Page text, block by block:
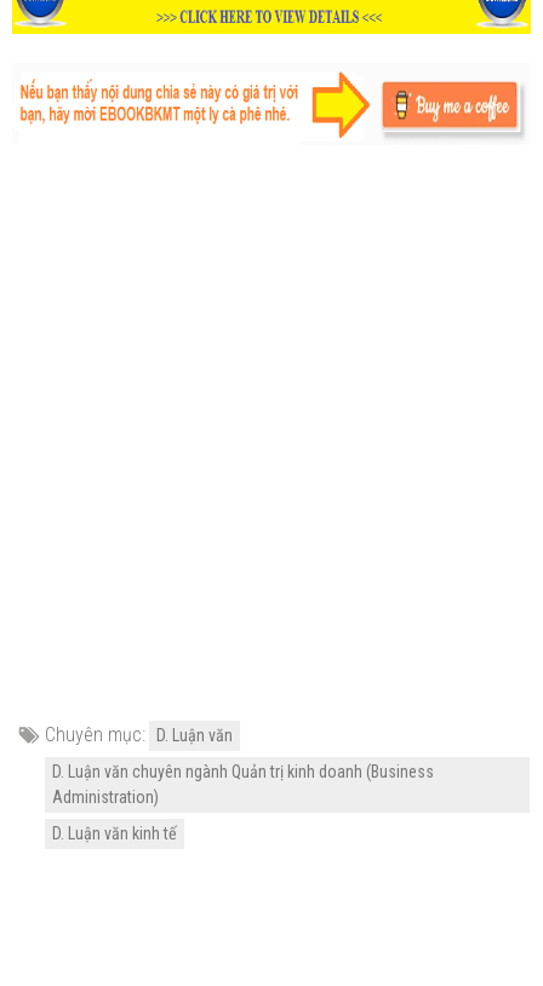
Chuyên mục:
D. Luận văn
D. Luận văn chuyên ngành Quản trị kinh doanh (Business
Administration)
D. Luận văn kinh tế